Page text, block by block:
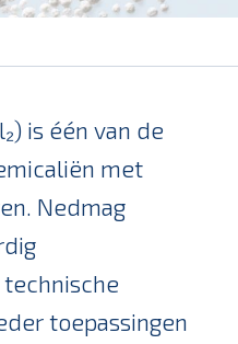
is één van de
met
Nedmag
toepassingen